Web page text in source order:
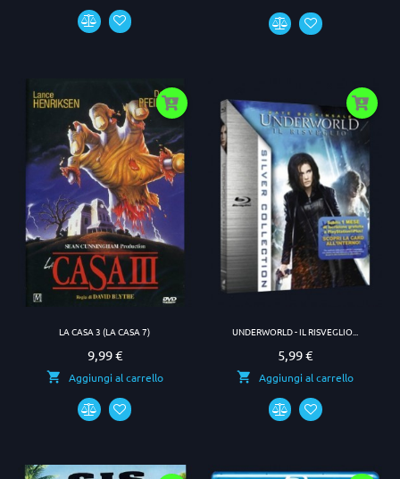
LA CASA 3 (LA CASA 7)
Prezzo
9,99 €
Aggiungi al carrello
UNDERWORLD - IL RISVEGLIO...
Prezzo
5,99 €
Aggiungi al carrello